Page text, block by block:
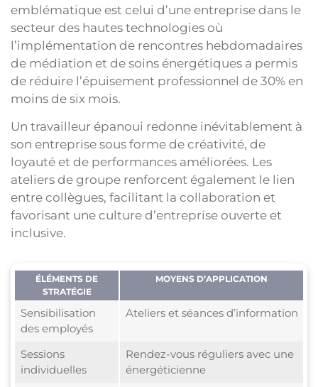
emblématique est celui d’une entreprise dans le
secteur des hautes technologies où
l’implémentation de rencontres hebdomadaires
de médiation et de soins énergétiques a permis
de réduire l’épuisement professionnel de 30% en
moins de six mois.
Un travailleur épanoui redonne inévitablement à
son entreprise sous forme de créativité, de
loyauté et de performances améliorées. Les
ateliers de groupe renforcent également le lien
entre collègues, facilitant la collaboration et
favorisant une culture d’entreprise ouverte et
inclusive.
ÉLÉMENTS DE
STRATÉGIE
MOYENS D’APPLICATION
Sensibilisation
des employés
Ateliers et séances d’information
Sessions
individuelles
Rendez-vous réguliers avec une
énergéticienne